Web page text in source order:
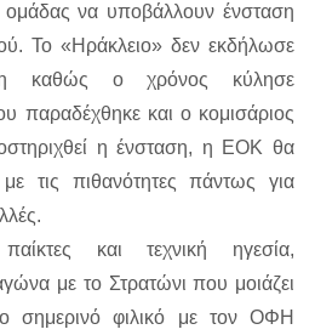
ομάδας να υποβάλλουν ένσταση
Το «Ηράκλειο» δεν εκδήλωσε
καθώς ο χρόνος κύλησε
παραδέχθηκε και ο κομισάριος
η ένσταση, η ΕΟΚ θα
τις πιθανότητες πάντως για
και τεχνική ηγεσία,
με το Στρατώνι που μοιάζει
σημερινό φιλικό με τον ΟΦΗ